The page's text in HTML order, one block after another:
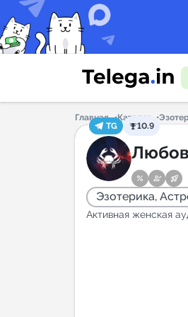
Главная Каталог
TG
10.9
Эзотерика,
Активная женская